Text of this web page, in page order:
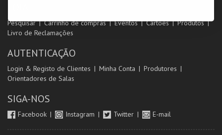
Pesquisar Carrinho de compras Eventos Cartões
Produtos
Livro de Reclamações
AUTENTICAÇÃO
Login & Registo de Clientes Minha Conta
Produtores
Orientadores de Salas
SIGA-NOS
Facebook Instagram Twitter E-mail